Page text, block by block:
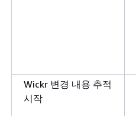
Wickr 변경 내용 추적
시작